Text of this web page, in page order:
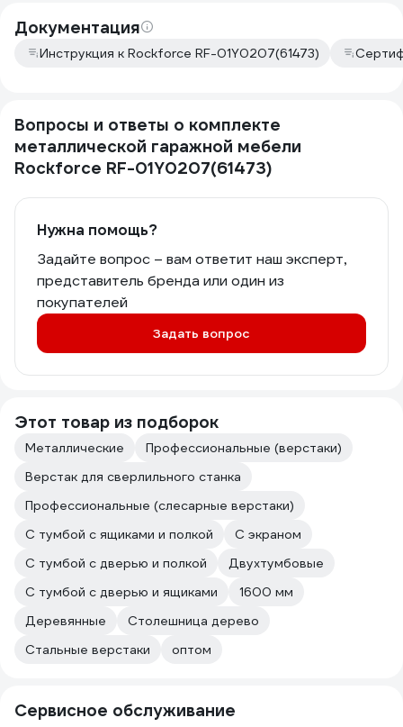
Документация
Инструкция к Rockforce RF-01Y0207(61473)
Вопросы и ответы о комплекте
металлической гаражной мебели
Rockforce RF-01Y0207(61473)
Нужна помощь?
Задайте вопрос – вам ответит наш эксперт,
представитель бренда или один из
покупателей
Задать вопрос
Этот товар из подборок
Металлические
Профессиональные (верстаки)
Верстак для сверлильного станка
Профессиональные (слесарные верстаки)
С тумбой с ящиками и полкой
С экраном
С тумбой с дверью и полкой
Двухтумбовые
С тумбой с дверью и ящиками
1600 мм
Деревянные
Столешница дерево
Стальные верстаки
оптом
Сервисное обслуживание